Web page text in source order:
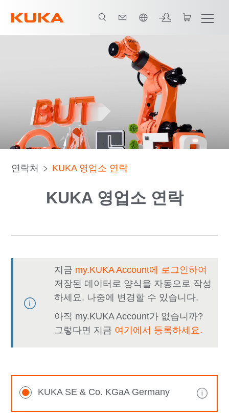
연락처 KUKA 영업소 연락
KUKA 영업소 연락
지금 my.KUKA Account에 로그인하여
저장된 데이터로 양식을 자동으로 작성
하세요. 나중에 변경할 수 있습니다.
아직 my.KUKA Account가 없습니까?
그렇다면 지금 여기에서 등록하세요.
KUKA SE & Co. KGaA Germany